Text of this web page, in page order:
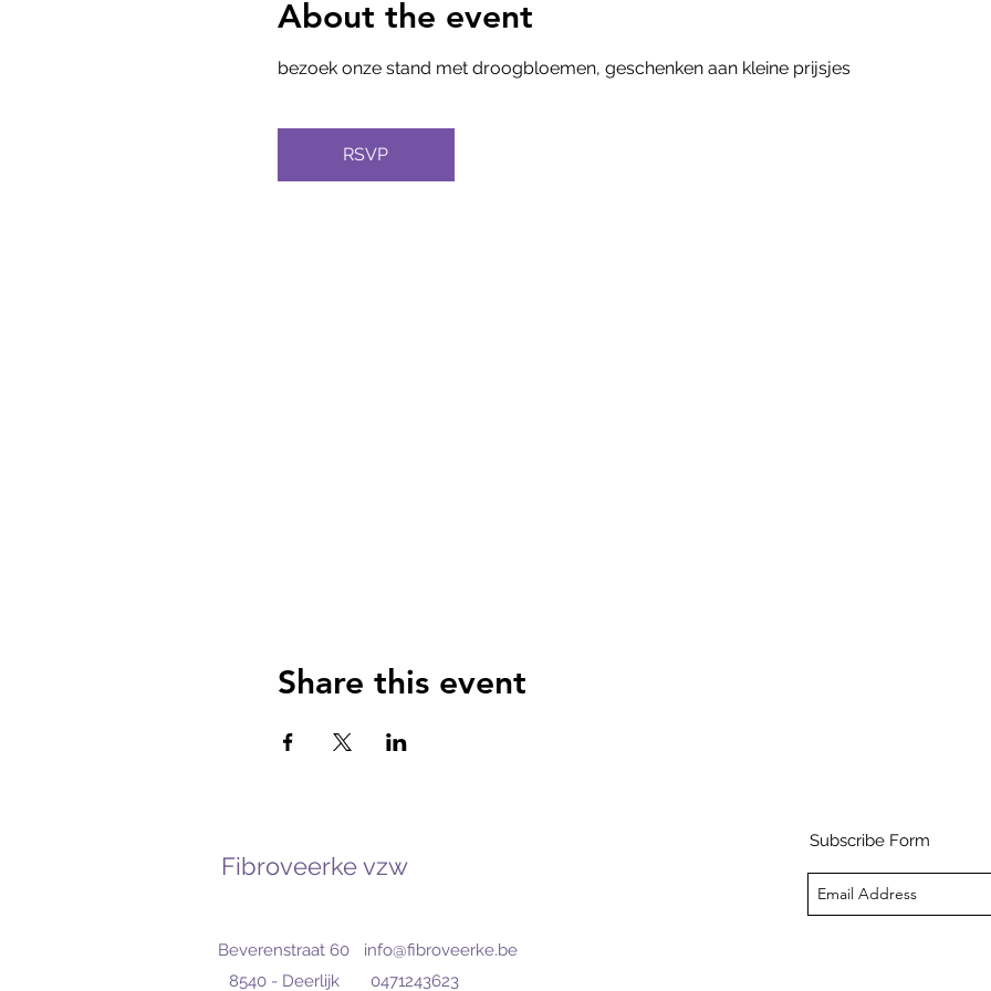
About the event
bezoek onze stand met droogbloemen, geschenken aan kleine prijsjes
RSVP
Share this event
Fibroveerke vzw
Beverenstraat 60
8540 - Deerlijk
info@fibroveerke.be
0471243623
Subscribe Form